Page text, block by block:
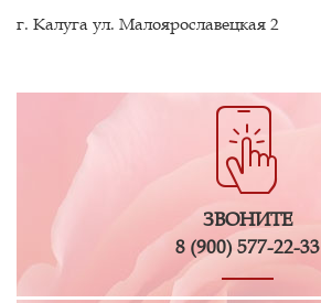
г. Калуга ул. Малоярославецкая 2
ЗВОНИТЕ
8 (900) 577-22-33